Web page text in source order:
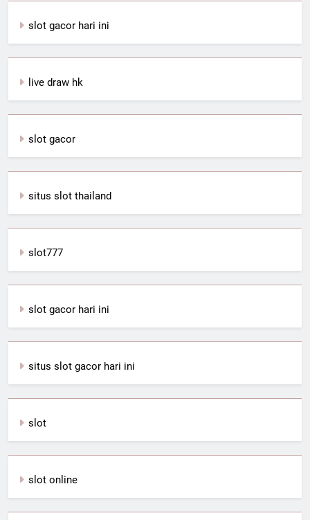
slot gacor hari ini
live draw hk
slot gacor
situs slot thailand
slot777
slot gacor hari ini
situs slot gacor hari ini
slot
slot online